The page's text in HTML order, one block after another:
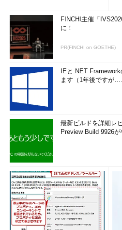
FINCHI主催「
に！
PR(FINCHI on GOETHE)
IEと.NET
ます（1年後ですが
最新ビルドを詳細レ
Preview Build 9926